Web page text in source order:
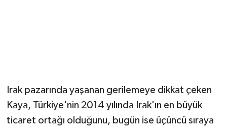
Irak pazarında yaşanan gerilemeye dikkat çeken
Kaya, Türkiye'nin 2014 yılında Irak'ın en büyük
ticaret ortağı olduğunu, bugün ise üçüncü sıraya